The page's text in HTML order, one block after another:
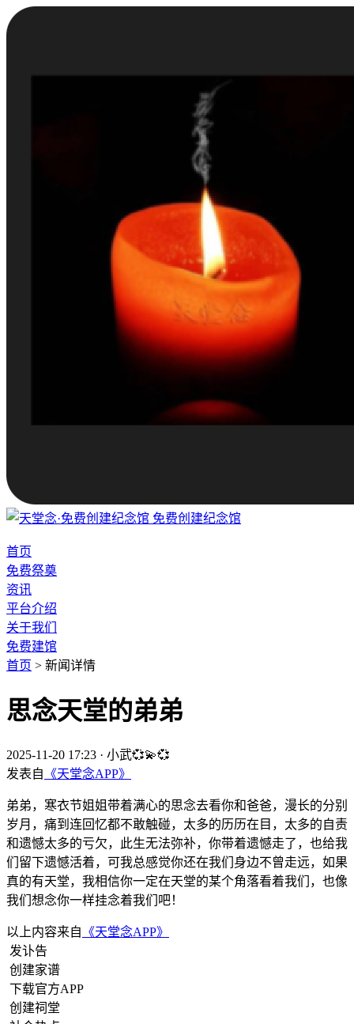
免费创建纪念馆
首页
免费祭奠
资讯
平台介绍
关于我们
免费建馆
首页 > 新闻详情
思念天堂的弟弟
2025-11-20 17:23 · 小武💞💫💞
发表自 《天堂念APP》
弟弟，寒衣节姐姐带着满心的思念去看你和爸爸，漫长的分别
岁月，痛到连回忆都不敢触碰，太多的历历在目，太多的自责
和遗憾太多的亏欠，此生无法弥补，你带着遗憾走了，也给我
们留下遗憾活着，可我总感觉你还在我们身边不曾走远，如果
真的有天堂，我相信你一定在天堂的某个角落看着我们，也像
我们想念你一样挂念着我们吧！
以上内容来自 《天堂念APP》
发讣告
创建家谱
下载官方APP
创建祠堂